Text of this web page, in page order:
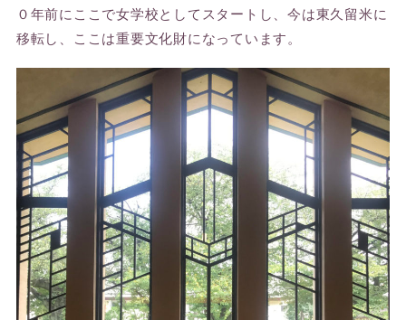
０年前にここで女学校としてスタートし、今は東久留米に
移転し、ここは重要文化財になっています。